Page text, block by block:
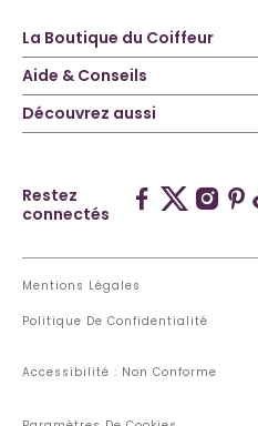
La Boutique du Coiffeur
Aide & Conseils
Découvrez aussi
Restez
connectés
Mentions Légales
Politique De Confidentialité
Accessibilité : Non Conforme